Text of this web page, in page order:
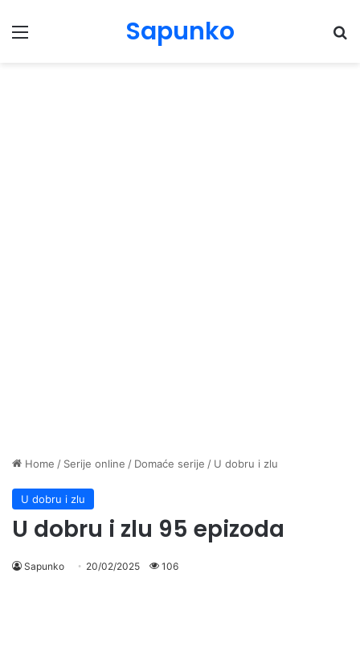
Menu Sapunko
Home / Serije online / Domaće serije / U dobru i zlu
U dobru i zlu
U dobru i zlu 95 epizoda
Sapunko 20/02/2025 106